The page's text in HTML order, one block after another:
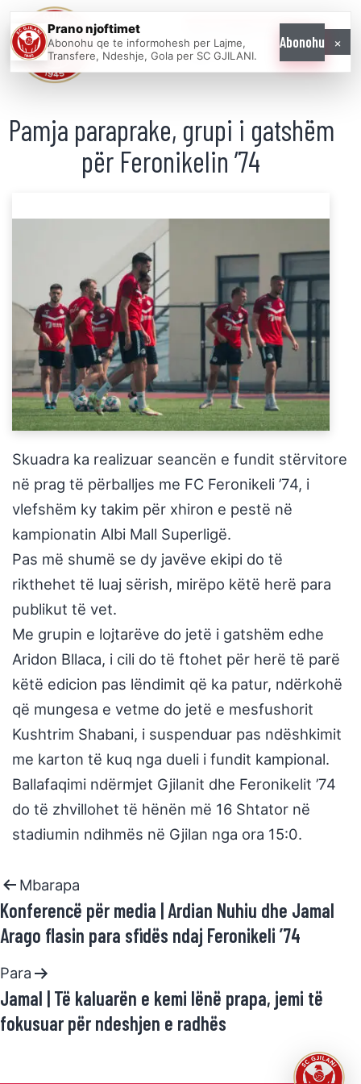
ONE
Pamja paraprake, grupi i gatshëm
për Feronikelin ’74
Skuadra ka realizuar seancën e fundit stërvitore
në prag të përballjes me FC Feronikeli ’74, i
vlefshëm ky takim për xhiron e pestë në
kampionatin Albi Mall Superligë.
Pas më shumë se dy javëve ekipi do të
rikthehet të luaj sërish, mirëpo këtë herë para
publikut të vet.
Me grupin e lojtarëve do jetë i gatshëm edhe
Aridon Bllaca, i cili do të ftohet për herë të parë
këtë edicion pas lëndimit që ka patur, ndërkohë
që mungesa e vetme do jetë e mesfushorit
Kushtrim Shabani, i suspenduar pas ndëshkimit
me karton të kuq nga dueli i fundit kampional.
Ballafaqimi ndërmjet Gjilanit dhe Feronikelit ’74
do të zhvillohet të hënën më 16 Shtator në
stadiumin ndihmës në Gjilan nga ora 15:0.
Mbarapa
Konferencë për media | Ardian Nuhiu dhe Jamal
Arago flasin para sfidës ndaj Feronikeli ’74
Para
Jamal | Të kaluarën e kemi lënë prapa, jemi të
fokusuar për ndeshjen e radhës
Prano njoftimet
Abonohu qe te informohesh per Lajme,
Transfere, Ndeshje, Gola per SC GJILANI.
Abonohu ×